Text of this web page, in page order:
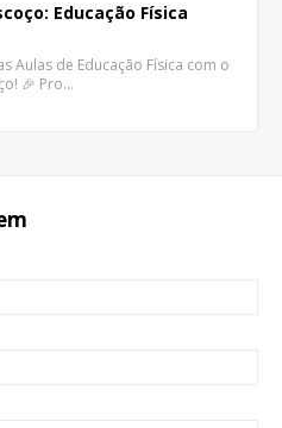
Educação Física
Aulas de Educação Física com o
🎉 Pro…